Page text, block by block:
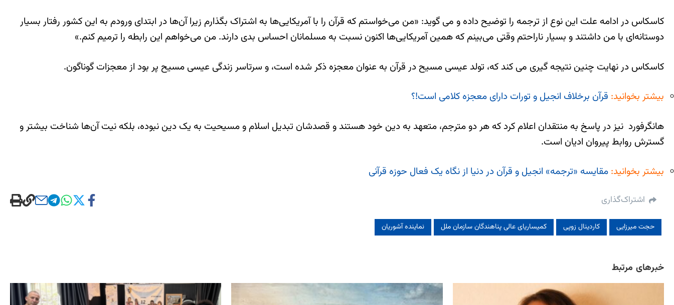
کاسکاس در ادامه علت این نوع از ترجمه را توضیح داده و می گوید: «من می‌خواستم که قرآن را با آمریکایی‌ها به اشتراک بگذارم زیرا آن‌ها در ابتدای ورودم به این کشور رفتار بسیار
دوستانه‌ای با من داشتند و بسیار ناراحتم وقتی می‌بینم که همین آمریکایی‌ها اکنون نسبت به مسلمانان احساس بدی دارند. من می‌خواهم این رابطه را ترمیم کنم.»
کاسکاس در نهایت چنین نتیجه گیری می کند که، تولد عیسی مسیح در قرآن به عنوان معجزه ذکر شده است، و سرتاسر زندگی عیسی مسیح پر بود از معجزات گوناگون.
بیشتر بخوانید: قرآن برخلاف انجیل و تورات دارای معجزه کلامی است!؟
هانگرفورد نیز در پاسخ به منتقدان اعلام کرد که هر دو مترجم، متعهد به دین خود هستند و قصدشان تبدیل اسلام و مسیحیت به یک دین نبوده،‌ بلکه نیت آن‌ها شناخت بیشتر و
گسترش روابط پیروان ادیان است.
بیشتر بخوانید: مقایسه «ترجمه» انجیل و قرآن در دنیا از نگاه یک فعال حوزه قرآنی
اشتراک‌گذاری
حجت میرزایی کاردینال زوپی کمیساریای عالی پناهندگان سازمان ملل نماینده آشوریان
خبرهای مرتبط